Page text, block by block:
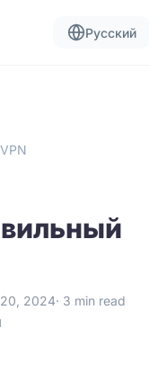
Русский
2024· 3 min read